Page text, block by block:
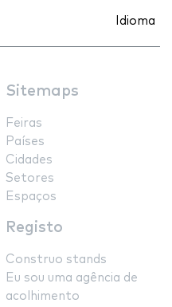
Idioma
Sitemaps
Feiras
Países
Cidades
Setores
Espaços
Registo
Construo stands
Eu sou uma agência de
acolhimento